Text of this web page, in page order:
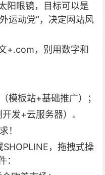
阳眼镜，目标可以是
运动党”，决定网站风
+.com，别用数字和
模板站+基础推广）；
发+云服务器）。
！
，拖拽式操
：